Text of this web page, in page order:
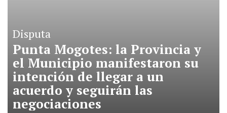
Disputa
Punta Mogotes: la Provincia y
el Municipio manifestaron su
intención de llegar a un
acuerdo y seguirán las
negociaciones